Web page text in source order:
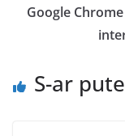
Google
S-ar